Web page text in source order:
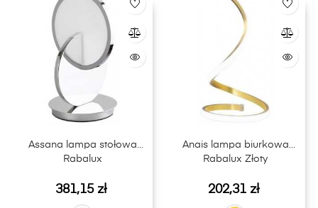
Assana lampa stołowa
Rabalux
Cena
381,15 zł
Anais lampa biurkowa
Rabalux Złoty
Cena
202,31 zł